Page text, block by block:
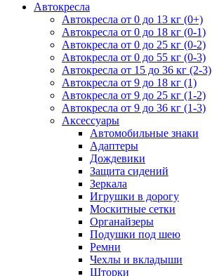
Автокресла
Автокресла от 0 до 13 кг (0+)
Автокресла от 0 до 18 кг (0-1)
Автокресла от 0 до 25 кг (0-2)
Автокресла от 0 до 55 кг (0-3)
Автокресла от 15 до 36 кг (2-3)
Автокресла от 9 до 18 кг (1)
Автокресла от 9 до 25 кг (1-2)
Автокресла от 9 до 36 кг (1-3)
Аксессуары
Автомобильные знаки
Адаптеры
Дождевики
Защита сидений
Зеркала
Игрушки в дорогу
Москитные сетки
Органайзеры
Подушки под шею
Ремни
Чехлы и вкладыши
Шторки